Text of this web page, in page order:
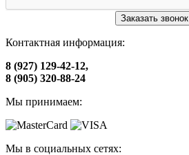
Заказать звонок
Контактная информация:
8 (927) 129-42-12,
8 (905) 320-88-24
Мы принимаем:
Мы в социальных сетях: